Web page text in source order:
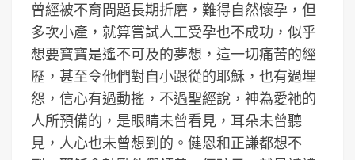
曾經被不育問題長期折磨，難得自然懷孕，但
多次小產，就算嘗試人工受孕也不成功，似乎
想要寶寶是遙不可及的夢想，這一切痛苦的經
歷，甚至令他們對自小跟從的耶穌，也有過埋
怨，信心有過動搖，不過聖經說，神為愛祂的
人所預備的，是眼睛未曾看見，耳朵未曾聽
見，人心也未曾想到的。健恩和正謙都想不